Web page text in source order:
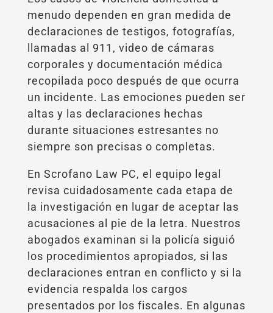
menudo dependen en gran medida de
declaraciones de testigos, fotografías,
llamadas al 911, video de cámaras
corporales y documentación médica
recopilada poco después de que ocurra
un incidente. Las emociones pueden ser
altas y las declaraciones hechas
durante situaciones estresantes no
siempre son precisas o completas.
En Scrofano Law PC, el equipo legal
revisa cuidadosamente cada etapa de
la investigación en lugar de aceptar las
acusaciones al pie de la letra. Nuestros
abogados examinan si la policía siguió
los procedimientos apropiados, si las
declaraciones entran en conflicto y si la
evidencia respalda los cargos
presentados por los fiscales. En algunas